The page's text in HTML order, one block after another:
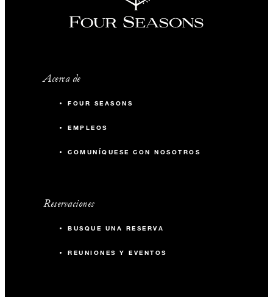
Acerca de
FOUR SEASONS
EMPLEOS
COMUNÍQUESE CON NOSOTROS
Reservaciones
BUSQUE UNA RESERVA
REUNIONES Y EVENTOS